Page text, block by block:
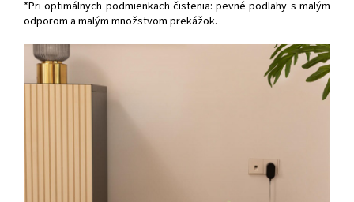
*Pri optimálnych podmienkach čistenia: pevné podlahy s malým
odporom a malým množstvom prekážok.